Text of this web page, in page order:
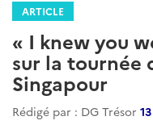
ARTICLE
« I knew you
sur la tournée
Singapour
Rédigé par : DG Trésor